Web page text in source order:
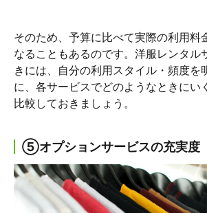
そのため、予算に比べて実際の利用料
なることもあるのです。洋服レンタル
きには、自分の利用スタイル・頻度を
に、各サービスでどのようなときにい
比較しておきましょう。
⑤オプションサービスの充実度